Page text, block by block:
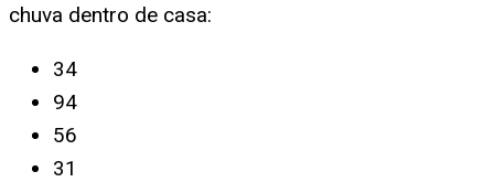
chuva dentro de casa:
34
94
56
31